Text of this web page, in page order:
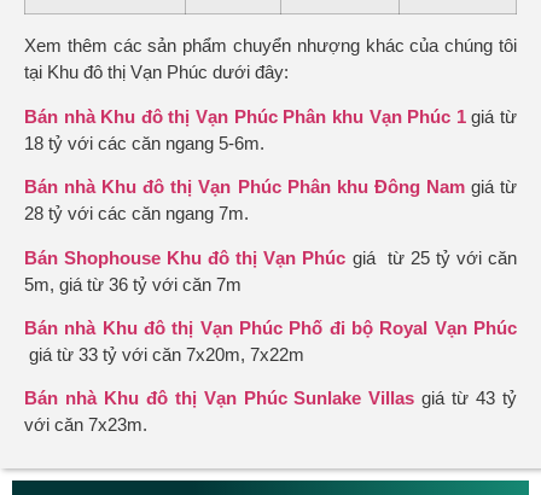
Xem thêm các sản phẩm chuyển nhượng khác của chúng tôi
tại Khu đô thị Vạn Phúc dưới đây:
Bán nhà Khu đô thị Vạn Phúc Phân khu Vạn Phúc 1giá từ
18 tỷ với các căn ngang 5-6m.
Bán nhà Khu đô thị Vạn Phúc Phân khu Đông Namgiá từ
28 tỷ với các căn ngang 7m.
Bán Shophouse Khu đô thị Vạn Phúc giá từ 25 tỷ với căn
5m, giá từ 36 tỷ với căn 7m
Bán nhà Khu đô thị Vạn Phúc Phố đi bộ Royal Vạn Phúc
giá từ 33 tỷ với căn 7x20m, 7x22m
Bán nhà Khu đô thị Vạn Phúc Sunlake Villas giá từ 43 tỷ
với căn 7x23m.